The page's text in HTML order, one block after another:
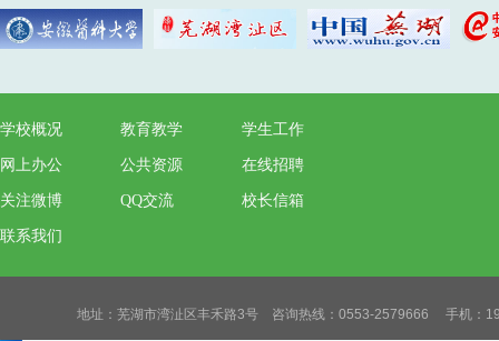
学校概况 教育教学 学生工作
网上办公 公共资源 在线招聘
关注微博 QQ交流 校长信箱
联系我们
地址：芜湖市湾沚区丰禾路3号 咨询热线：0553-2579666 手机：